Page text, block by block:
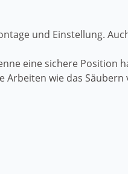
und Einstellung.
eine sichere Position
Arbeiten wie das Säubern